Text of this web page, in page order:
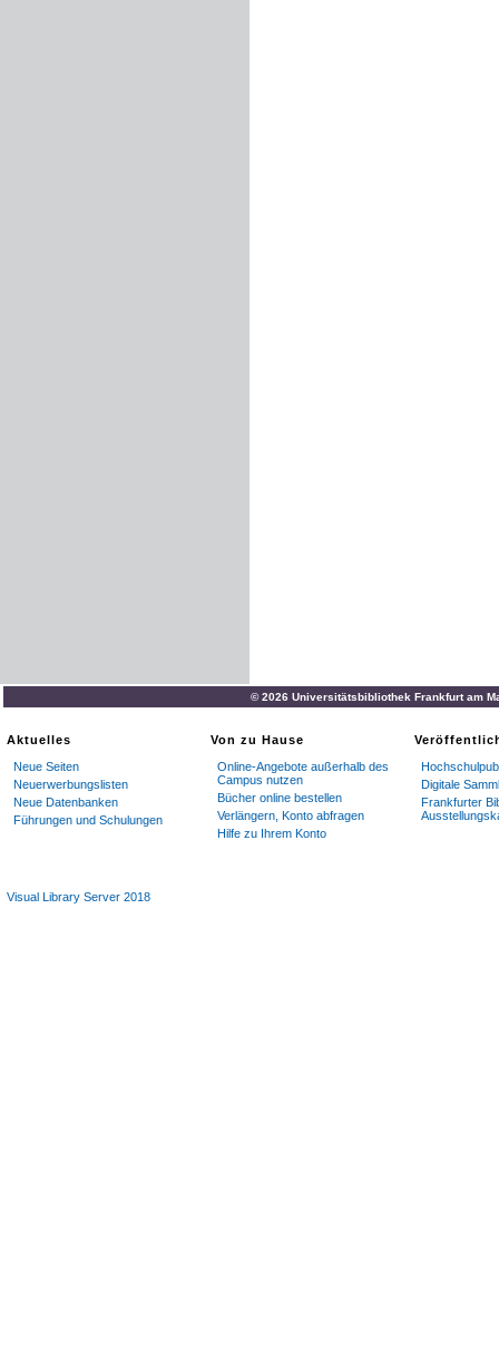
© 2026 Universitätsbibliothek Frankfurt am
Aktuelles
Neue Seiten
Neuerwerbungslisten
Neue Datenbanken
Führungen und Schulungen
Von zu Hause
Online-Angebote außerhalb des
Campus nutzen
Bücher online bestellen
Verlängern, Konto abfragen
Hilfe zu Ihrem Konto
Digitale
Frankfurter
Visual Library Server 2018